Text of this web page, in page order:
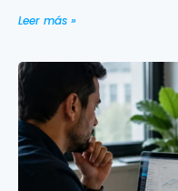
Leer más »